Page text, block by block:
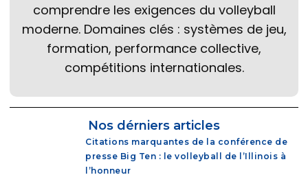
comprendre les exigences du volleyball
moderne. Domaines clés : systèmes de jeu,
formation, performance collective,
compétitions internationales.
Nos dérniers articles
Citations marquantes de la conférence de
presse Big Ten : le volleyball de l’Illinois à
l’honneur